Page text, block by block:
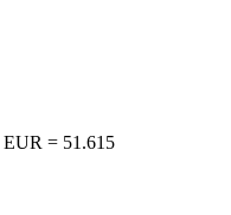
EUR = 51.615